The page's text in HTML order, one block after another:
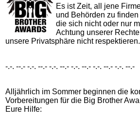
Es ist Zeit, all jene
und Behörden zu
die sich nicht oder nur
Achtung unserer
unsere Privatsphäre nicht respektieren.
-.-. --.- -.-. --.- -.-. --.- -.-. --.- -.-. --.- -.-. --.-
Alljährlich im Sommer beginnen die
Vorbereitungen für die Big Brother
Eure Hilfe: